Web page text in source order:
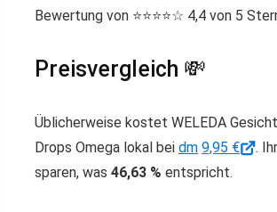
Bewertung von ⭐️⭐️⭐️⭐️☆ 4,4 von 5
Preisvergleich 💸
Üblicherweise kostet WELEDA
Drops Omega lokal bei dm 9,95 €
.
sparen, was 46,63 % entspricht.